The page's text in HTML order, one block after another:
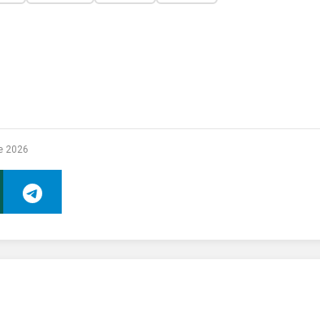
2026